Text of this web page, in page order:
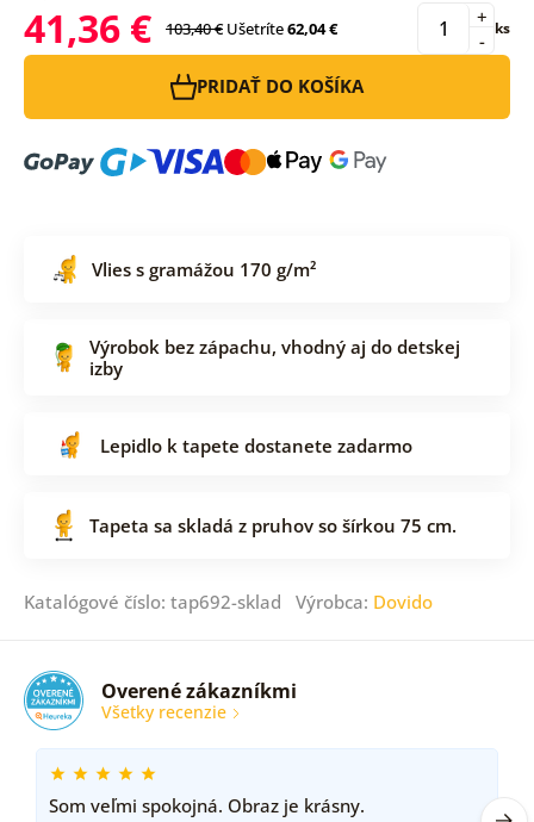
41,36 € 103,40 € Ušetríte62,04 € -
+ ks
PRIDAŤ DO KOŠÍKA
Vlies s gramážou 170 g/m²
Výrobok bez zápachu, vhodný aj do detskej
izby
Lepidlo k tapete dostanete zadarmo
Tapeta sa skladá z pruhov so šírkou 75 cm.
Katalógové číslo: tap692-sklad Výrobca: Dovido
Overené zákazníkmi
Všetky recenzie
Som veľmi spokojná. Obraz je krásny.